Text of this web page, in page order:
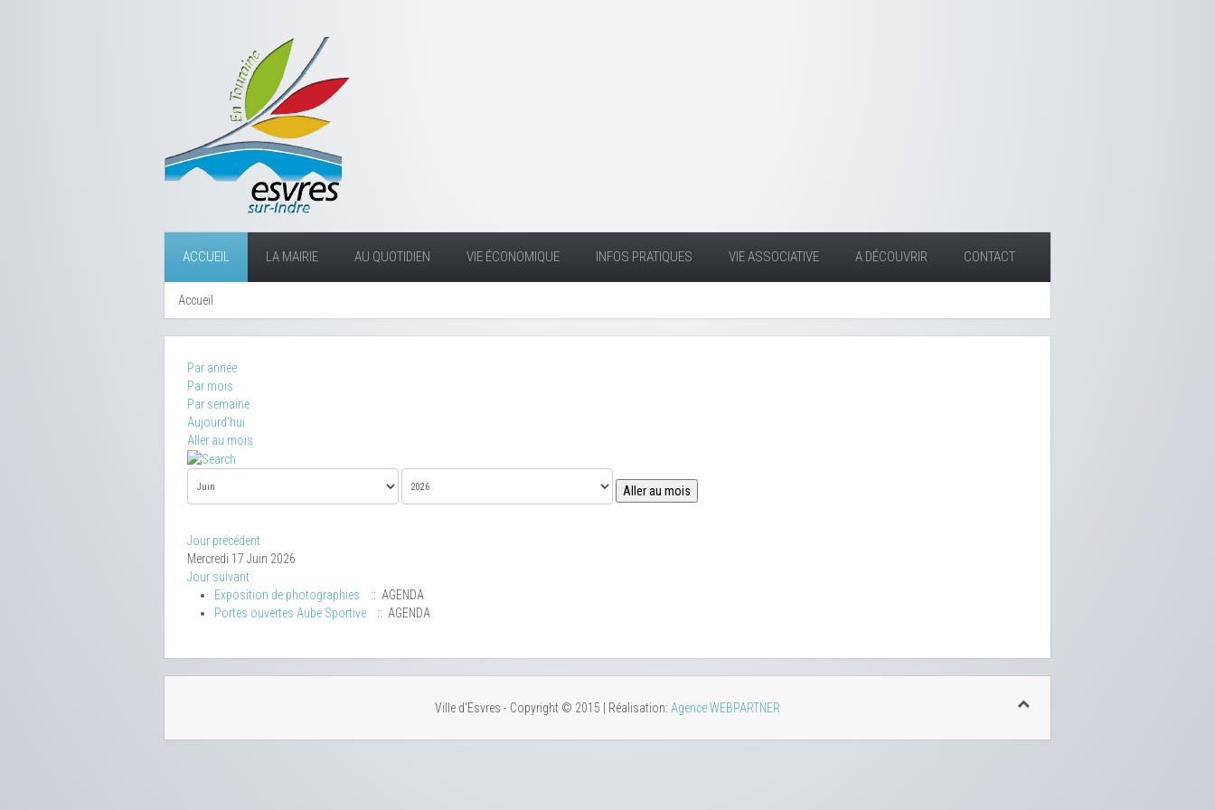
ACCUEIL LA MAIRIE AU QUOTIDIEN VIE ÉCONOMIQUE INFOS PRATIQUES VIE ASSOCIATIVE A DÉCOUVRIR CONTACT
Accueil
Par année
Par mois
Par semaine
Aujourd'hui
Aller au mois
Aller au mois
Jour précédent
Mercredi 17 Juin 2026
Jour suivant
Exposition de photographies
:: AGENDA
Portes ouvertes Aube Sportive
:: AGENDA
Ville d'Esvres - Copyright © 2015 | Réalisation: Agence WEBPARTNER